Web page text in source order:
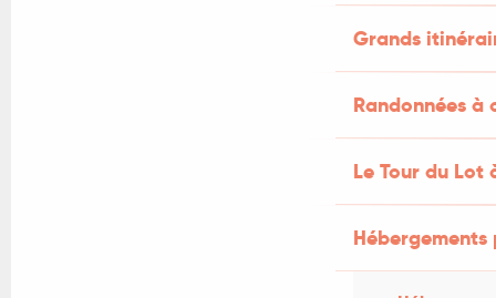
Grands
Randonnées
Le Tour du Lot